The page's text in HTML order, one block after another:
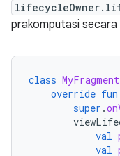
prakomputasi secara
class MyFragment
override fun
super .
val
val